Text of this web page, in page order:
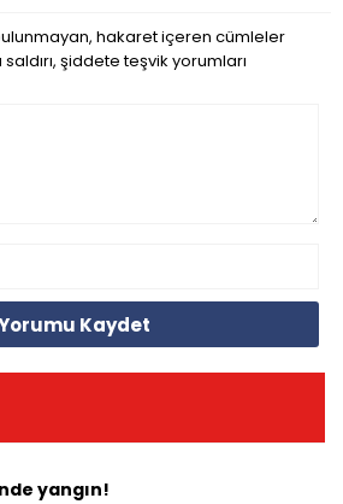
hakaret içeren cümleler
şiddete teşvik yorumları
Kaydet
yangın!